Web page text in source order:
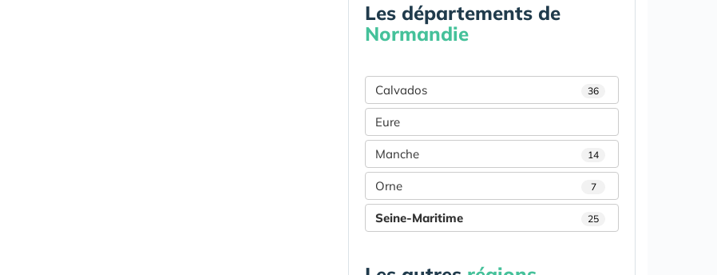
Les départements de
Normandie
Calvados 36
Eure
Manche 14
Orne 7
Seine-Maritime 25